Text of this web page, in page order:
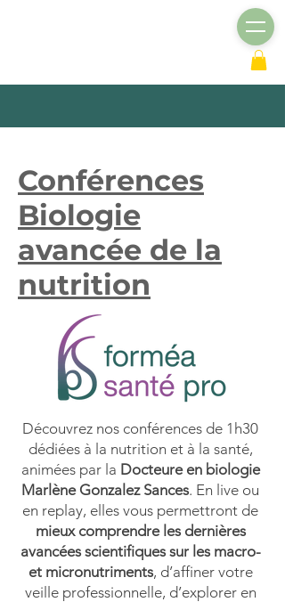
Conférences
Biologie
avancée de la
nutrition
Découvrez nos conférences de 1h30
dédiées à la nutrition et à la santé,
animées par la Docteure en biologie
Marlène Gonzalez Sances. En live ou
en replay, elles vous permettront de
mieux comprendre les dernières
avancées scientifiques sur les macro-
et micronutriments, d’affiner votre
veille professionnelle, d’explorer en